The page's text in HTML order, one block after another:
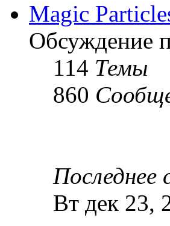
Magic
Обсуждение
114 Темы
860
Последнее
Вт дек 23,